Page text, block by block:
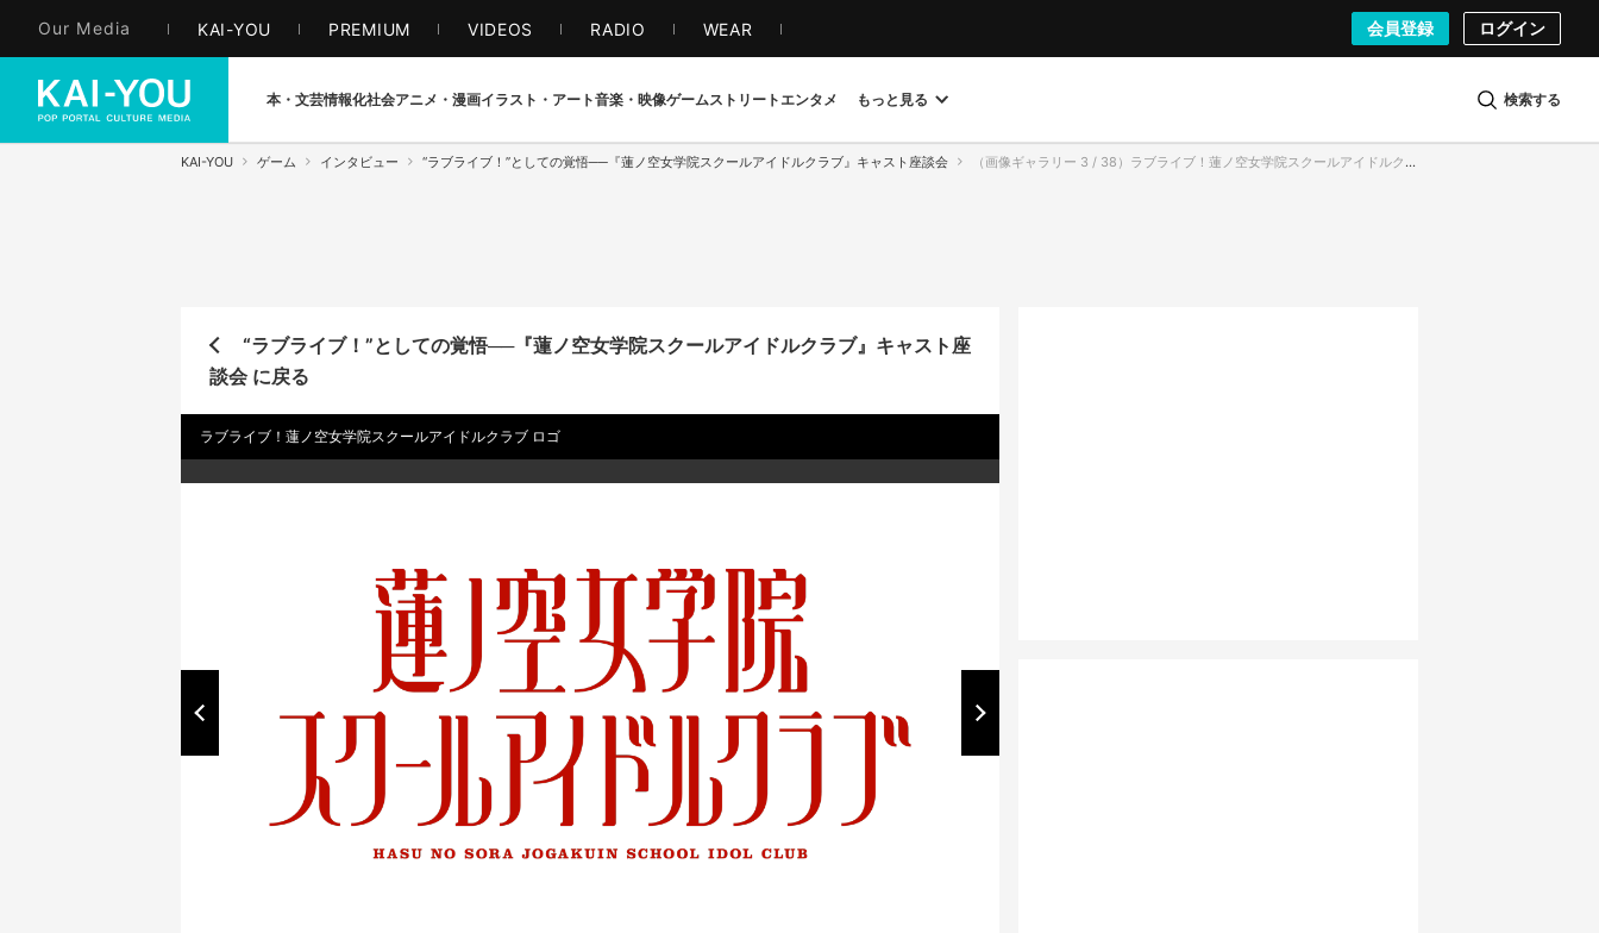
Our Media KAI-YOU PREMIUM VIDEOS RADIO WEAR 会員登録 ログイン
本・文芸情報化社会アニメ・漫画イラスト・アート音楽・映像ゲームストリート エンタメ もっと見る 検索する
KAI-YOU ゲーム インタビュー “ラブライブ！”としての覚悟──『蓮ノ空女学院スクールアイドルクラブ』キャスト座談会 （画像ギャラリー 3 / 38）ラブライブ！蓮ノ空女学院スクールアイドルクラブ ロゴ
“ラブライブ！”としての覚悟──『蓮ノ空女学院スクールアイドルクラブ』キャスト座
談会 に戻る
ラブライブ！蓮ノ空女学院スクールアイドルクラブ ロゴ